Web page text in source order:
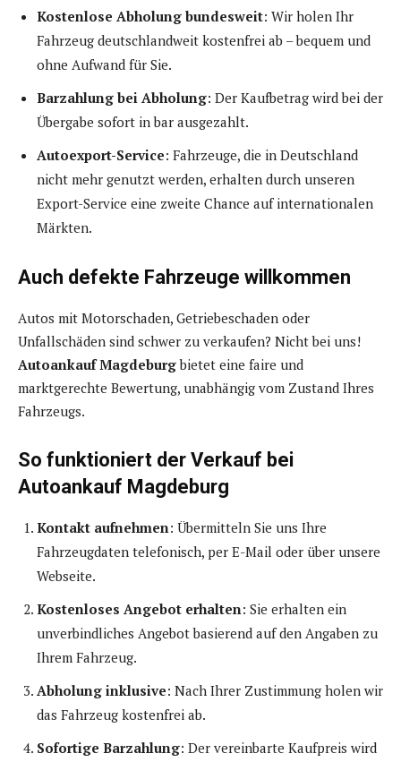
Kostenlose Abholung bundesweit: Wir holen Ihr
Fahrzeug deutschlandweit kostenfrei ab – bequem und
ohne Aufwand für Sie.
Barzahlung bei Abholung: Der Kaufbetrag wird bei der
Übergabe sofort in bar ausgezahlt.
Autoexport-Service: Fahrzeuge, die in Deutschland
nicht mehr genutzt werden, erhalten durch unseren
Export-Service eine zweite Chance auf internationalen
Märkten.
Auch defekte Fahrzeuge willkommen
Autos mit Motorschaden, Getriebeschaden oder
Unfallschäden sind schwer zu verkaufen? Nicht bei uns!
Autoankauf Magdeburgbietet eine faire und
marktgerechte Bewertung, unabhängig vom Zustand Ihres
Fahrzeugs.
So funktioniert der Verkauf bei
Autoankauf Magdeburg
Kontakt aufnehmen: Übermitteln Sie uns Ihre
Fahrzeugdaten telefonisch, per E-Mail oder über unsere
Webseite.
Kostenloses Angebot erhalten: Sie erhalten ein
unverbindliches Angebot basierend auf den Angaben zu
Ihrem Fahrzeug.
Abholung inklusive: Nach Ihrer Zustimmung holen wir
das Fahrzeug kostenfrei ab.
Sofortige Barzahlung: Der vereinbarte Kaufpreis wird